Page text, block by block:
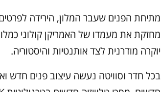
מתיחת הפנים שעבר המלון, הירידה
מחזקת את מעמדו של האמריקן קולוני
יוקרה מודרנית לצד אותנטיות והיסטוריה.
בכל חדר וסוויטה נעשה עיצוב פנים חדש